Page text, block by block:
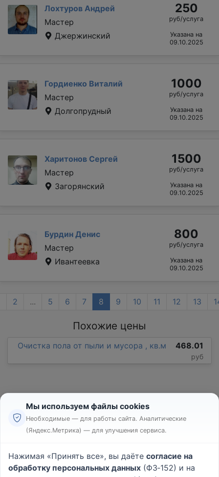
Лохтуров Андрей
Мастер
Джержинский
250
руб/услуга
Указана на
09.10.2025
Гордиенко Виталий
Мастер
Долгопрудный
1000
руб/услуга
Указана на
09.10.2025
Харитонов Сергей
Мастер
Загорянский
1500
руб/услуга
Указана на
09.10.2025
Бурдин Денис
Мастер
Ивантеевка
800
руб/услуга
Указана на
09.10.2025
2 ... 5 6 7 8 9 10 11 12 13
Похожие цены
Очистка пола от пыли и мусора , кв.м 468.01
руб
Реклама
Пользовательское соглашение
Политика конфиденциальности
Мы используем файлы cookies
Необходимые — для работы сайта. Аналитические
(Яндекс.Метрика) — для улучшения сервиса.
Нажимая «Принять все», вы даёте согласие на
обработку персональных данных (ФЗ‑152) и на